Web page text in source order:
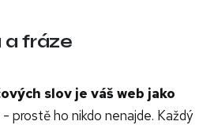
a fráze
slov je váš web jako
- prostě ho nikdo nenajde. Každý